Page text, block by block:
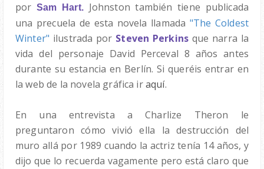
porSam Hart. Johnston también tiene publicada
una precuela de esta novela llamada "The Coldest
Winter" ilustrada por Steven Perkins que narra la
vida del personaje David Perceval 8 años antes
durante su estancia en Berlín. Si queréis entrar en
la web de la novela gráfica iraquí.
En una entrevista a Charlize Theron le
preguntaron cómo vivió ella la destrucción del
muro allá por 1989 cuando la actriz tenía 14 años, y
dijo que lo recuerda vagamente pero está claro que